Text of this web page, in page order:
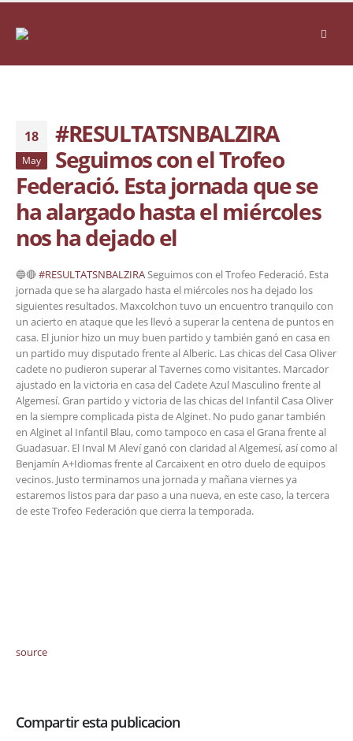
18
May
#RESULTATSNBALZIRA
Seguimos con el Trofeo
Federació. Esta jornada que se
ha alargado hasta el miércoles
nos ha dejado el
🔵🔴#RESULTATSNBALZIRASeguimos con el Trofeo Federació. Esta
jornada que se ha alargado hasta el miércoles nos ha dejado los
siguientes resultados. Maxcolchon tuvo un encuentro tranquilo con
un acierto en ataque que les llevó a superar la centena de puntos en
casa. El junior hizo un muy buen partido y también ganó en casa en
un partido muy disputado frente al Alberic. Las chicas del Casa Oliver
cadete no pudieron superar al Tavernes como visitantes. Marcador
ajustado en la victoria en casa del Cadete Azul Masculino frente al
Algemesí. Gran partido y victoria de las chicas del Infantil Casa Oliver
en la siempre complicada pista de Alginet. No pudo ganar también
en Alginet al Infantil Blau, como tampoco en casa el Grana frente al
Guadasuar. El Inval M Aleví ganó con claridad al Algemesí, así como al
Benjamín A+Idiomas frente al Carcaixent en otro duelo de equipos
vecinos. Justo terminamos una jornada y mañana viernes ya
estaremos listos para dar paso a una nueva, en este caso, la tercera
de este Trofeo Federación que cierra la temporada.
source
Compartir esta publicacion